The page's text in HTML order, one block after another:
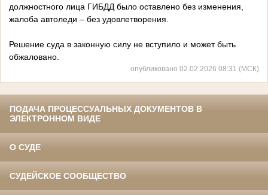
должностного лица ГИБДД было оставлено без изменения,
жалоба автоледи – без удовлетворения.
Решение суда в законную силу не вступило и может быть
обжаловано.
опубликовано 02.02.2026 08:31 (МСК)
ПОДАЧА ПРОЦЕССУАЛЬНЫХ ДОКУМЕНТОВ В
ЭЛЕКТРОННОМ ВИДЕ
О СУДЕ
СУДЕЙСКОЕ СООБЩЕСТВО